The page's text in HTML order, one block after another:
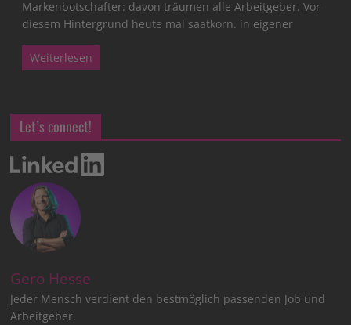
Markenbotschafter: davon träumen alle Arbeitgeber. Vor
diesem Hintergrund heute mal saatkorn. in eigener
Weiterlesen
Let’s connect!
Gero Hesse
Jeder Mensch verdient den bestmöglich passenden Job und
Arbeitgeber.